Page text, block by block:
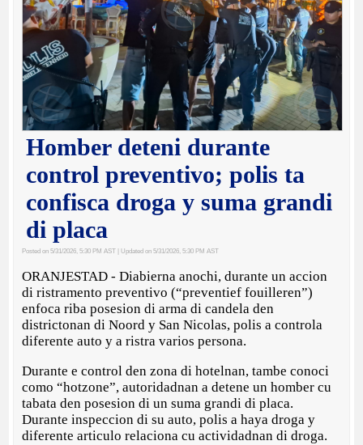
Homber deteni durante
control preventivo; polis ta
confisca droga y suma grandi
di placa
Posted on 5/31/2026, 5:30 PM AST | Updated on 5/31/2026, 5:30 PM AST
ORANJESTAD - Diabierna anochi, durante un accion
di ristramento preventivo (“preventief fouilleren”)
enfoca riba posesion di arma di candela den
districtonan di Noord y San Nicolas, polis a controla
diferente auto y a ristra varios persona.
Durante e control den zona di hotelnan, tambe conoci
como “hotzone”, autoridadnan a detene un homber cu
tabata den posesion di un suma grandi di placa.
Durante inspeccion di su auto, polis a haya droga y
diferente articulo relaciona cu actividadnan di droga.